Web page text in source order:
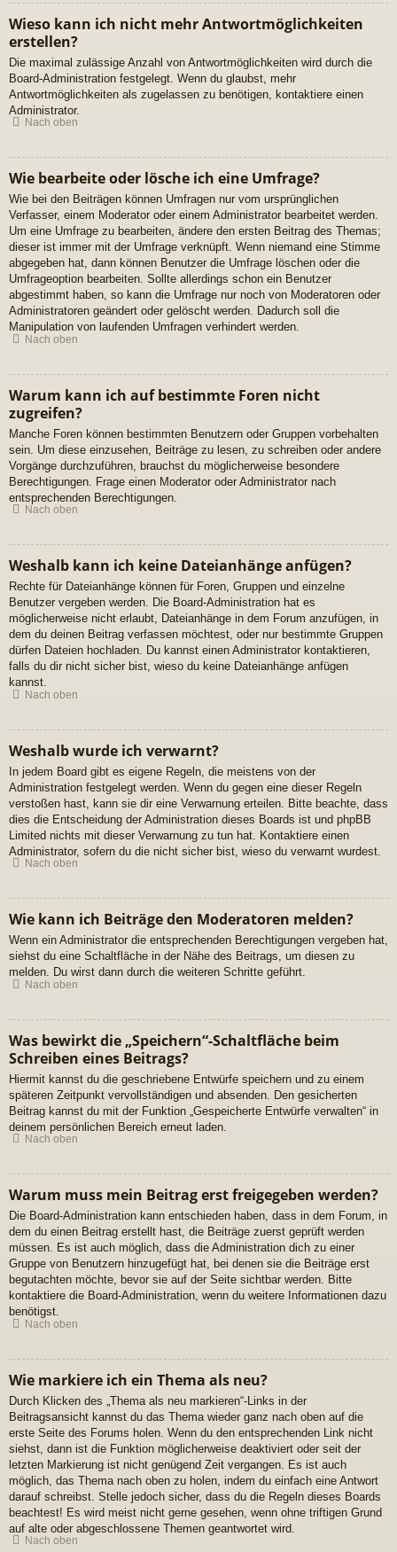
Wieso kann ich nicht mehr Antwortmöglichkeiten
erstellen?
Die maximal zulässige Anzahl von Antwortmöglichkeiten wird durch die
Board-Administration festgelegt. Wenn du glaubst, mehr
Antwortmöglichkeiten als zugelassen zu benötigen, kontaktiere einen
Administrator.
Nach oben
Wie bearbeite oder lösche ich eine Umfrage?
Wie bei den Beiträgen können Umfragen nur vom ursprünglichen
Verfasser, einem Moderator oder einem Administrator bearbeitet werden.
Um eine Umfrage zu bearbeiten, ändere den ersten Beitrag des Themas;
dieser ist immer mit der Umfrage verknüpft. Wenn niemand eine Stimme
abgegeben hat, dann können Benutzer die Umfrage löschen oder die
Umfrageoption bearbeiten. Sollte allerdings schon ein Benutzer
abgestimmt haben, so kann die Umfrage nur noch von Moderatoren oder
Administratoren geändert oder gelöscht werden. Dadurch soll die
Manipulation von laufenden Umfragen verhindert werden.
Nach oben
Warum kann ich auf bestimmte Foren nicht
zugreifen?
Manche Foren können bestimmten Benutzern oder Gruppen vorbehalten
sein. Um diese einzusehen, Beiträge zu lesen, zu schreiben oder andere
Vorgänge durchzuführen, brauchst du möglicherweise besondere
Berechtigungen. Frage einen Moderator oder Administrator nach
entsprechenden Berechtigungen.
Nach oben
Weshalb kann ich keine Dateianhänge anfügen?
Rechte für Dateianhänge können für Foren, Gruppen und einzelne
Benutzer vergeben werden. Die Board-Administration hat es
möglicherweise nicht erlaubt, Dateianhänge in dem Forum anzufügen, in
dem du deinen Beitrag verfassen möchtest, oder nur bestimmte Gruppen
dürfen Dateien hochladen. Du kannst einen Administrator kontaktieren,
falls du dir nicht sicher bist, wieso du keine Dateianhänge anfügen
kannst.
Nach oben
Weshalb wurde ich verwarnt?
In jedem Board gibt es eigene Regeln, die meistens von der
Administration festgelegt werden. Wenn du gegen eine dieser Regeln
verstoßen hast, kann sie dir eine Verwarnung erteilen. Bitte beachte, dass
dies die Entscheidung der Administration dieses Boards ist und phpBB
Limited nichts mit dieser Verwarnung zu tun hat. Kontaktiere einen
Administrator, sofern du die nicht sicher bist, wieso du verwarnt wurdest.
Nach oben
Wie kann ich Beiträge den Moderatoren melden?
Wenn ein Administrator die entsprechenden Berechtigungen vergeben hat,
siehst du eine Schaltfläche in der Nähe des Beitrags, um diesen zu
melden. Du wirst dann durch die weiteren Schritte geführt.
Nach oben
Was bewirkt die „Speichern“-Schaltfläche beim
Schreiben eines Beitrags?
Hiermit kannst du die geschriebene Entwürfe speichern und zu einem
späteren Zeitpunkt vervollständigen und absenden. Den gesicherten
Beitrag kannst du mit der Funktion „Gespeicherte Entwürfe verwalten“ in
deinem persönlichen Bereich erneut laden.
Nach oben
Warum muss mein Beitrag erst freigegeben werden?
Die Board-Administration kann entschieden haben, dass in dem Forum, in
dem du einen Beitrag erstellt hast, die Beiträge zuerst geprüft werden
müssen. Es ist auch möglich, dass die Administration dich zu einer
Gruppe von Benutzern hinzugefügt hat, bei denen sie die Beiträge erst
begutachten möchte, bevor sie auf der Seite sichtbar werden. Bitte
kontaktiere die Board-Administration, wenn du weitere Informationen dazu
benötigst.
Nach oben
Wie markiere ich ein Thema als neu?
Durch Klicken des „Thema als neu markieren“-Links in der
Beitragsansicht kannst du das Thema wieder ganz nach oben auf die
erste Seite des Forums holen. Wenn du den entsprechenden Link nicht
siehst, dann ist die Funktion möglicherweise deaktiviert oder seit der
letzten Markierung ist nicht genügend Zeit vergangen. Es ist auch
möglich, das Thema nach oben zu holen, indem du einfach eine Antwort
darauf schreibst. Stelle jedoch sicher, dass du die Regeln dieses Boards
beachtest! Es wird meist nicht gerne gesehen, wenn ohne triftigen Grund
auf alte oder abgeschlossene Themen geantwortet wird.
Nach oben